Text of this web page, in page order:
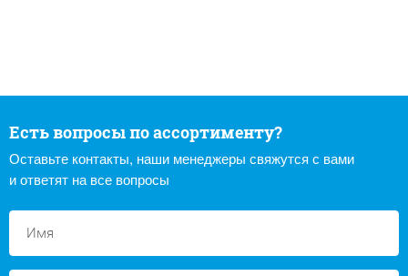
Есть вопросы по ассортименту?
Оставьте контакты, наши менеджеры свяжутся с вами
и ответят на все вопросы